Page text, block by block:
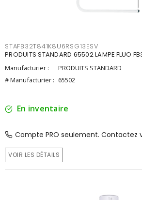
STAFB32T841K8U6RSG13ESV
PRODUITS STANDARD 65502 LAMPE FLUO
Manufacturier :
PRODUITS STANDARD
# Manufacturier : 65502
En inventaire
Compte PRO seulement. Contactez
VOIR LES DÉTAILS